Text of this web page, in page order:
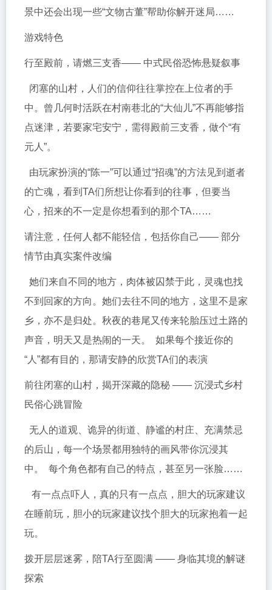
景中还会出现一些“文物古董”帮助你解开迷局……
游戏特色
行至殿前，请燃三支香—— 中式民俗恐怖悬疑叙事
闭塞的山村，人们的信仰往往掌控在上位者的手
中。曾几何时活跃在村南巷北的“大仙儿”不再能够指
点迷津，若要家宅安宁，需得殿前三支香，做个“有
元人”。
由玩家扮演的“陈一”可以通过“招魂”的方法见到逝者
的亡魂，看到TA们所想让你看到的往事，但要当
心，招来的不一定是你想看到的那个TA……
请注意，任何人都不能轻信，包括你自己—— 部分
情节由真实案件改编
她们来自不同的地方，肉体被囚禁于此，灵魂也找
不到回家的方向。她们去往不同的地方，这里不是家
乡，亦不是归处。秋夜的巷尾又传来轮胎压过土路的
声音，明天又是热闹的一天。 如果每个接近你的
“人”都有目的，那请安静的欣赏TA们的表演
前往闭塞的山村，揭开深藏的隐秘 —— 沉浸式乡村
民俗心跳冒险
无人的道观、诡异的街道、静谧的村庄、充满禁忌
的后山，每一个场景都用独特的画风带你沉浸其
中。 每个角色都有自己的特点，甚至另一张脸……
有一点点吓人，真的只有一点点，胆大的玩家建议
在睡前玩，胆小的玩家建议找个胆大的玩家抱着一起
玩。
拨开层层迷雾，陪TA行至圆满 —— 身临其境的解谜
探索